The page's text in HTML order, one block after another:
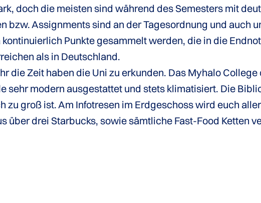
doch die meisten sind während des Semesters mit
bzw. Assignments sind an der Tagesordnung und auch
Punkte gesammelt werden, die in die
als in Deutschland.
die Zeit haben die Uni zu erkunden. Das Myhalo College
sehr modern ausgestattet und stets klimatisiert. Die
zu groß ist. Am Infotresen im Erdgeschoss wird euch
über drei Starbucks, sowie sämtliche Fast-Food Ketten